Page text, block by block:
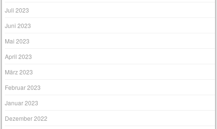
Juli 2023
Juni 2023
Mai 2023
April 2023
März 2023
Februar 2023
Januar 2023
Dezember 2022